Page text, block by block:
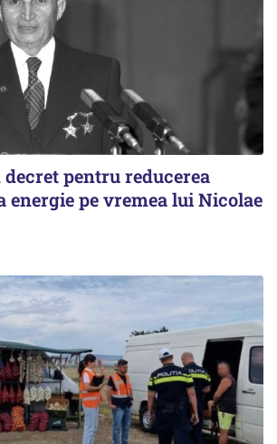
pentru reducerea
energie pe vremea lui Nicolae